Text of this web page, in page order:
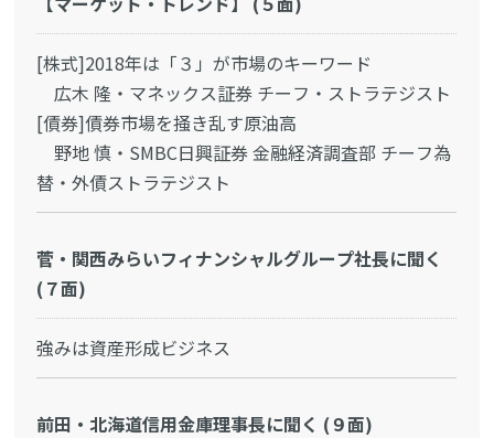
[株式]2018年は「３」が市場のキーワード
広木 隆・マネックス証券 チーフ・ストラテジスト
[債券]債券市場を掻き乱す原油高
野地 慎・SMBC日興証券 金融経済調査部 チーフ為
替・外債ストラテジスト
菅・関西みらいフィナンシャルグループ社長に聞く
(７面)
強みは資産形成ビジネス
前田・北海道信用金庫理事長に聞く (９面)